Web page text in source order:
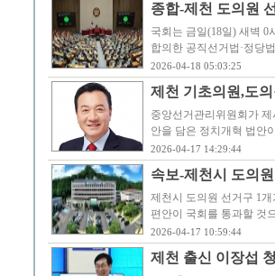
종합-제천 도의원
국회는 금일(18일) 새벽
합의한 공직선거법·정당
2026-04-18 05:03:25
제천 기초의원,도
중앙선거관리위원회가
안을 담은 정치개혁 법안
2026-04-17 14:29:44
속보-제천시 도의
제천시 도의원 선거구 1
편안이 국회를 통과할 것
2026-04-17 10:59:44
제천 출신 이장섭